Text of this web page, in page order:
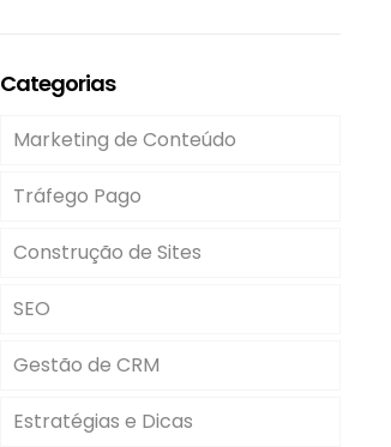
Categorias
Marketing de Conteúdo
Tráfego Pago
Construção de Sites
SEO
Gestão de CRM
Estratégias e Dicas